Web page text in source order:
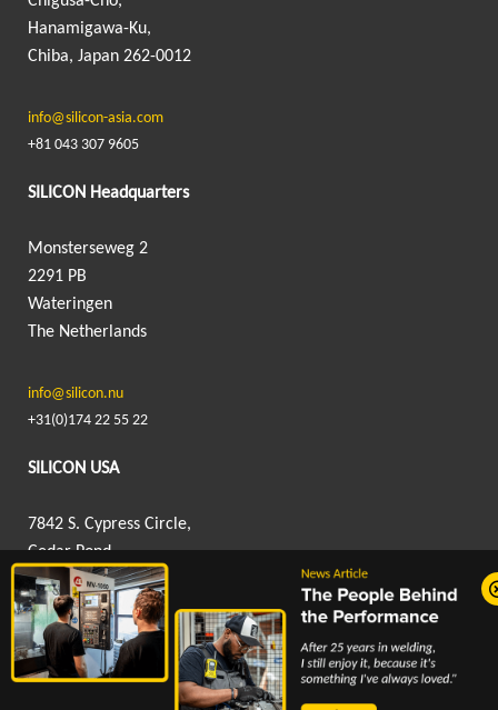
Hanamigawa-Ku,
Chiba, Japan 262-0012
info@silicon-asia.com
+81 043 307 9605
SILICON Headquarters
Monsterseweg 2
2291 PB
Wateringen
The Netherlands
info@silicon.nu
+31(0)174 22 55 22
SILICON USA
7842 S. Cypress Circle,
Cedar Pond
Industrial Park,
Humble, TX 77396
info@silicon-usa.com